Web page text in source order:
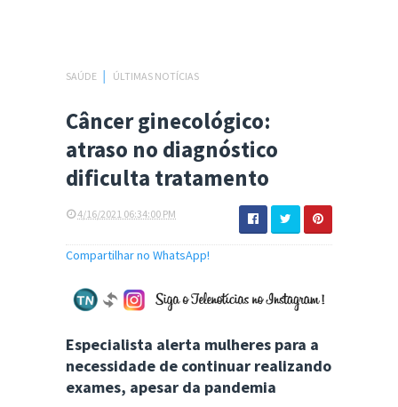
SAÚDE ÚLTIMAS NOTÍCIAS
Câncer ginecológico:
atraso no diagnóstico
dificulta tratamento
4/16/2021 06:34:00 PM
Compartilhar no WhatsApp!
Especialista alerta mulheres para a
necessidade de continuar realizando
exames, apesar da pandemia